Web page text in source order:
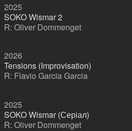
2025
SOKO Wismar 2
R: Oliver Dommenget
2026
Tensions (Improvisation)
R: Flavio Garcia Garcia
2025
SOKO Wismar (Серіал)
R: Oliver Dommenget